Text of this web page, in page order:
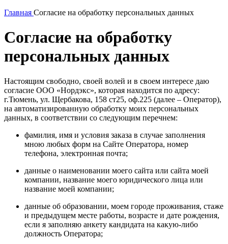
Главная Согласие на обработку персональных данных
Согласие на обработку
персональных данных
Настоящим свободно, своей волей и в своем интересе даю
согласие ООО «Нордэкс», которая находится по адресу:
г.Тюмень, ул. Щербакова, 158 ст25, оф.225 (далее – Оператор),
на автоматизированную обработку моих персональных
данных, в соответствии со следующим перечнем:
фамилия, имя и условия заказа в случае заполнения
мною любых форм на Сайте Оператора, номер
телефона, электронная почта;
данные о наименовании моего сайта или сайта моей
компании, название моего юридического лица или
название моей компании;
данные об образовании, моем городе проживания, стаже
и предыдущем месте работы, возрасте и дате рождения,
если я заполняю анкету кандидата на какую-либо
должность Оператора;